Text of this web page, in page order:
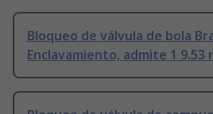
Bloqueo de válvula de bola
Enclavamiento, admite 1 9.53